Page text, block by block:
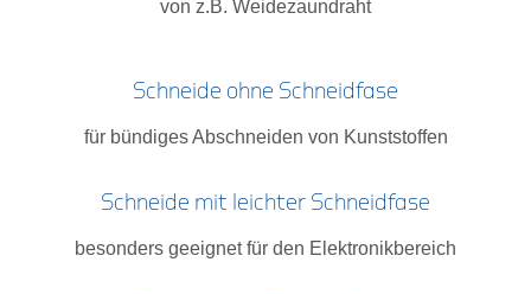
von z.B. Weidezaundraht
Schneide ohne Schneidfase
für bündiges Abschneiden von Kunststoffen
Schneide mit leichter Schneidfase
besonders geeignet für den Elektronikbereich